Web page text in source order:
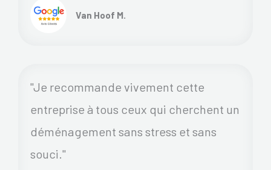
Van Hoof M.
"Je recommande vivement cette
entreprise à tous ceux qui cherchent un
déménagement sans stress et sans
souci."